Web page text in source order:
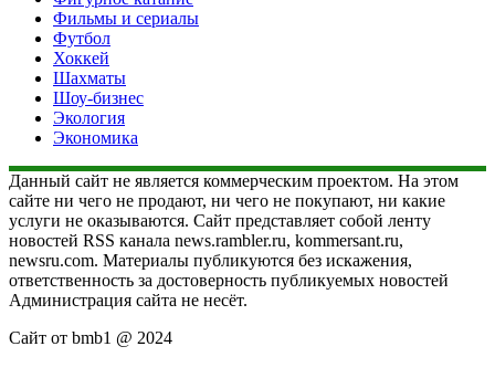
Фильмы и сериалы
Футбол
Хоккей
Шахматы
Шоу-бизнес
Экология
Экономика
Данный сайт не является коммерческим проектом. На этом
сайте ни чего не продают, ни чего не покупают, ни какие
услуги не оказываются. Сайт представляет собой ленту
новостей RSS канала news.rambler.ru, kommersant.ru,
newsru.com. Материалы публикуются без искажения,
ответственность за достоверность публикуемых новостей
Администрация сайта не несёт.
Сайт от bmb1 @ 2024